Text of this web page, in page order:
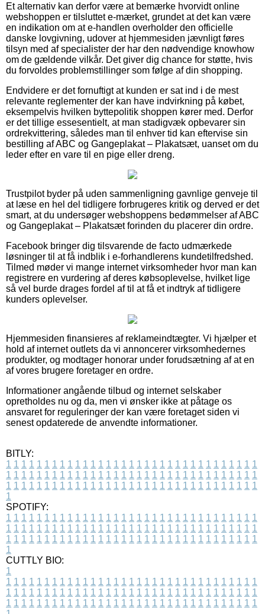
Et alternativ kan derfor være at bemærke hvorvidt online
webshoppen er tilsluttet e-mærket, grundet at det kan være
en indikation om at e-handlen overholder den officielle
danske lovgivning, udover at hjemmesiden jævnligt føres
tilsyn med af specialister der har den nødvendige knowhow
om de gældende vilkår. Det giver dig chance for støtte, hvis
du forvoldes problemstillinger som følge af din shopping.
Endvidere er det fornuftigt at kunden er sat ind i de mest
relevante reglementer der kan have indvirkning på købet,
eksempelvis hvilken byttepolitik shoppen kører med. Derfor
er det tillige essesentielt, at man stadigvæk opbevarer sin
ordrekvittering, således man til enhver tid kan eftervise sin
bestilling af ABC og Gangeplakat – Plakatsæt, uanset om du
leder efter en vare til en pige eller dreng.
Trustpilot byder på uden sammenligning gavnlige genveje til
at læse en hel del tidligere forbrugeres kritik og derved er det
smart, at du undersøger webshoppens bedømmelser af ABC
og Gangeplakat – Plakatsæt forinden du placerer din ordre.
Facebook bringer dig tilsvarende de facto udmærkede
løsninger til at få indblik i e-forhandlerens kundetilfredshed.
Tilmed møder vi mange internet virksomheder hvor man kan
registrere en vurdering af deres købsoplevelse, hvilket lige
så vel burde drages fordel af til at få et indtryk af tidligere
kunders oplevelser.
Hjemmesiden finansieres af reklameindtægter. Vi hjælper et
hold af internet outlets da vi annoncerer virksomhedernes
produkter, og modtager honorar under forudsætning af at en
af vores brugere foretager en ordre.
Informationer angående tilbud og internet selskaber
opretholdes nu og da, men vi ønsker ikke at påtage os
ansvaret for reguleringer der kan være foretaget siden vi
senest opdaterede de anvendte informationer.
BITLY:
1 1 1 1 1 1 1 1 1 1 1 1 1 1 1 1 1 1 1 1 1 1 1 1 1 1 1 1 1 1 1 1 1
1 1 1 1 1 1 1 1 1 1 1 1 1 1 1 1 1 1 1 1 1 1 1 1 1 1 1 1 1 1 1 1 1
1 1 1 1 1 1 1 1 1 1 1 1 1 1 1 1 1 1 1 1 1 1 1 1 1 1 1 1 1 1 1 1 1
1
SPOTIFY:
1 1 1 1 1 1 1 1 1 1 1 1 1 1 1 1 1 1 1 1 1 1 1 1 1 1 1 1 1 1 1 1 1
1 1 1 1 1 1 1 1 1 1 1 1 1 1 1 1 1 1 1 1 1 1 1 1 1 1 1 1 1 1 1 1 1
1 1 1 1 1 1 1 1 1 1 1 1 1 1 1 1 1 1 1 1 1 1 1 1 1 1 1 1 1 1 1 1 1
1
CUTTLY BIO:
1
1 1 1 1 1 1 1 1 1 1 1 1 1 1 1 1 1 1 1 1 1 1 1 1 1 1 1 1 1 1 1 1 1
1 1 1 1 1 1 1 1 1 1 1 1 1 1 1 1 1 1 1 1 1 1 1 1 1 1 1 1 1 1 1 1 1
1 1 1 1 1 1 1 1 1 1 1 1 1 1 1 1 1 1 1 1 1 1 1 1 1 1 1 1 1 1 1 1 1